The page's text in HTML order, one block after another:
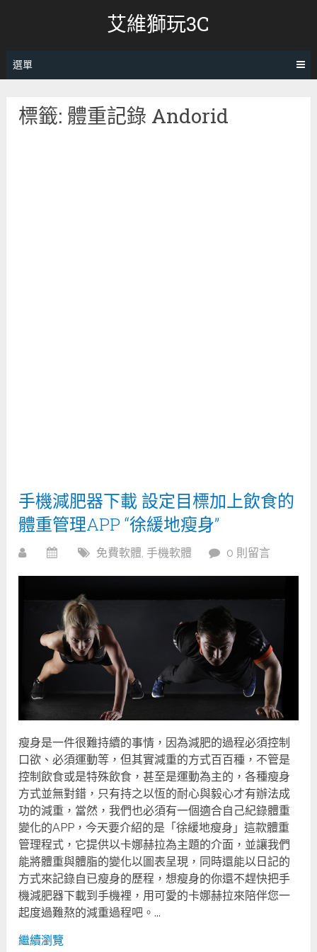
艾維獅玩3C
選單
標籤: 體重記錄 Andorid
手機減肥器下載 設定目標加上飲食的
體重管理APP “徐緩地瘦身”
免費軟體, 手機軟體 0 則留言
瘦身是一件很難持續的事情，因為減肥的過程必須控制
口欲、必須運動等，但其實減重的方式百百種，不管是
控制飲食或是特殊飲食，甚至是運動為主的，各種瘦身
方式並無對錯，只有持之以恆的耐心與毅心才有辦法成
功的減重，當然，我們也必須有一個適合自己紀錄體重
變化的APP，今天要介紹的是「徐緩地瘦身」這款體重
管理程式，它提供以卡娜赫拉為主題的介面，並讓我們
能將體重與體脂的變化以圖表呈現，同時還能以日記的
方式來記錄自已瘦身的歷程，想瘦身的你還不趕快把手
機減肥器下載到手機裡，用可愛的卡娜赫拉來陪伴您一
起度過難熬的減重過程吧。...
繼續瀏覽